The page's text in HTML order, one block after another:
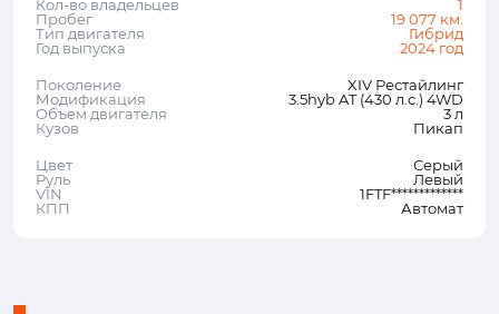
Кол-во владельцев
1
Пробег
19 077 км.
Тип двигателя
Гибрид
Год выпуска
2024 год
Поколение
XIV Рестайлинг
Модификация
3.5hyb AT (430 л.с.) 4WD
Объем двигателя
3 л
Кузов
Пикап
Цвет
Серый
Руль
Левый
VIN
1FTF*************
КПП
Автомат